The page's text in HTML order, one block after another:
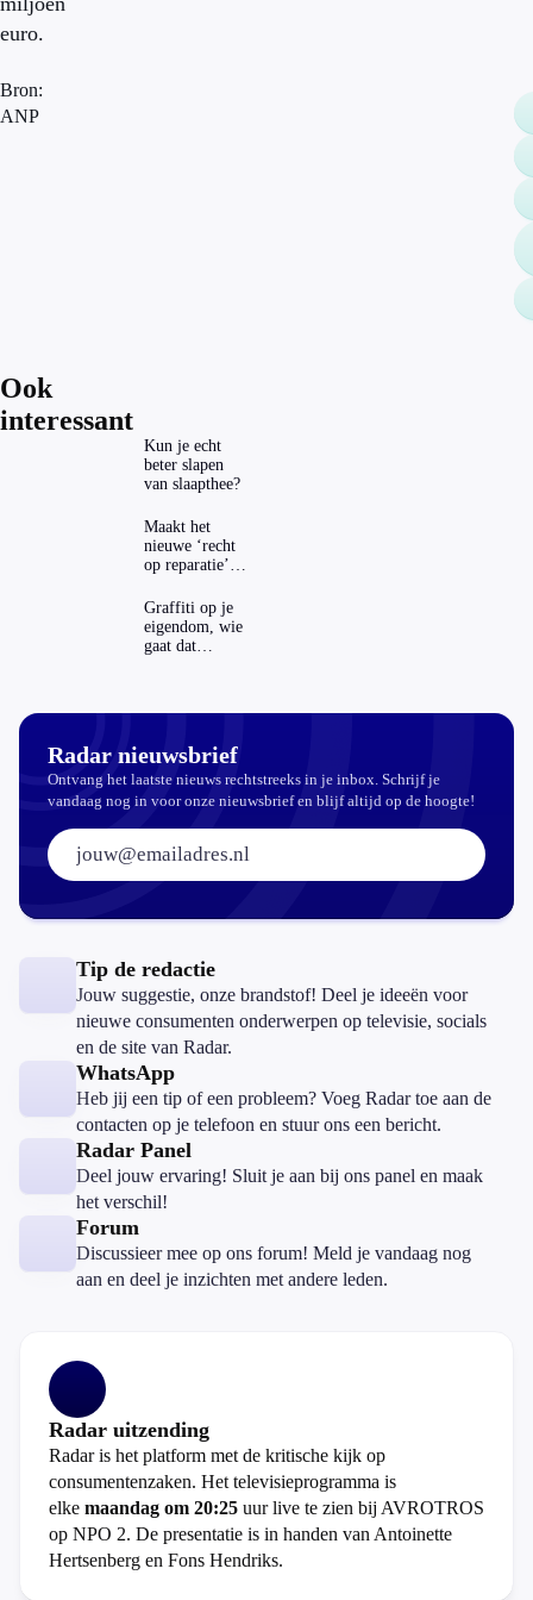
euro.
Bron:
ANP
Ook
interessant
Kun je echt
beter slapen
van slaapthee?
Maakt het
nieuwe ‘recht
op reparatie’
echt
aantrekkelijker?
Graffiti op je
eigendom, wie
gaat dat
Radar nieuwsbrief
Ontvang het laatste nieuws rechtstreeks in je inbox. Schrijf je
vandaag nog in voor onze nieuwsbrief en blijf altijd op de hoogte!
E-mailadres:
Tip de redactie
Jouw suggestie, onze brandstof! Deel je ideeën voor
nieuwe consumenten onderwerpen op televisie, socials
en de site van Radar.
WhatsApp
Heb jij een tip of een probleem? Voeg Radar toe aan de
contacten op je telefoon en stuur ons een bericht.
Radar Panel
Deel jouw ervaring! Sluit je aan bij ons panel en maak
het verschil!
Forum
Discussieer mee op ons forum! Meld je vandaag nog
aan en deel je inzichten met andere leden.
Radar uitzending
Radar is het platform met de kritische kijk op
consumentenzaken. Het televisieprogramma is
elke maandag om 20:25 uur live te zien bij AVROTROS
op NPO 2. De presentatie is in handen van Antoinette
Hertsenberg en Fons Hendriks.